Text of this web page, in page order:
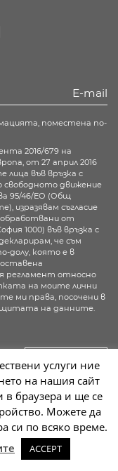
поместена по-
2016/679 на
от 27 април 2016
във връзка с
свободното движение
95/46/ЕО (Общ
изразявам съгласие
от
1000) във връзка с
че съм
долу, която е в
регламент относно
на моите лични
ми права, посочени в
на данните.
STUDIO
услуги ние
на нашия сайт
в браузера и ще се
Можете да
си по всяко време.
ACCEPT